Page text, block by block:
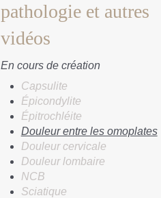
pathologie et autres
vidéos
En cours de création
Capsulite
Épicondylite
Épitrochléite
Douleur entre les omoplates
Douleur cervicale
Douleur lombaire
NCB
Sciatique